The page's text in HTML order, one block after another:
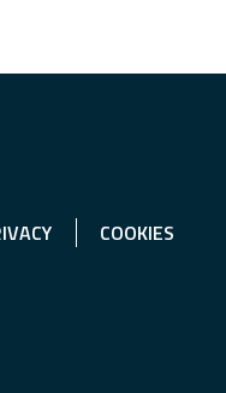
COOKIES